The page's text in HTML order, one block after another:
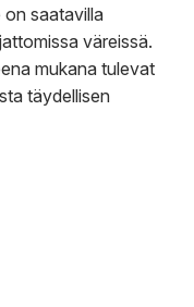
saatavilla
väreissä.
mukana tulevat
täydellisen